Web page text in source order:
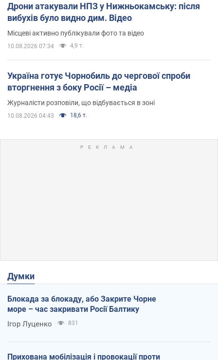
Дрони атакували НПЗ у Нижньокамську: після
вибухів було видно дим. Відео
Місцеві активно публікували фото та відео
10.08.2026 07:34 4,9 т.
Україна готує Чорнобиль до чергової спроби
вторгнення з боку Росії – медіа
Журналісти розповіли, що відбувається в зоні
10.08.2026 04:43 18,6 т.
Думки
Блокада за блокаду, або Закрите Чорне
море – час закривати Росії Балтику
Ігор Луценко 831
Прихована мобілізація і провокації проти